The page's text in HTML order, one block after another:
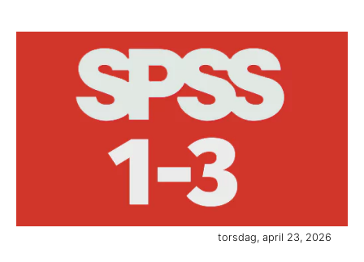
torsdag, april 23, 2026